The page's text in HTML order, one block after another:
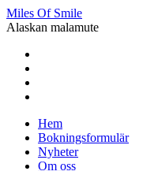
Miles Of Smile
Alaskan malamute
Hem
Bokningsformulär
Nyheter
Om oss